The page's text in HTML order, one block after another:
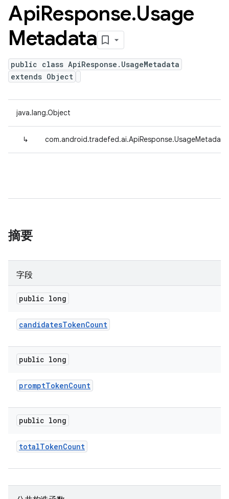
ApiResponse.Usage
Metadata
public class ApiResponse.UsageMetadata
extends Object
java.lang.Object
↳ com.android.tradefed.ai.ApiResponse.UsageMetadata
摘要
字段
public long
candidatesTokenCount
public long
promptTokenCount
public long
totalTokenCount